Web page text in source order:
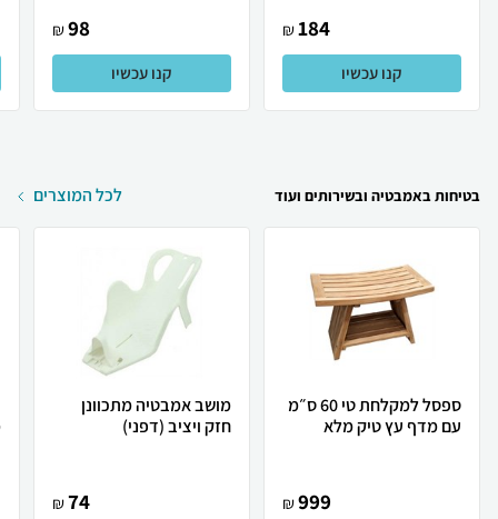
184
₪
קנו עכשיו
98
₪
קנו עכשיו
בטיחות באמבטיה ובשירותים ועוד לכל המוצרים
ספסל למקלחת טי 60 ס״מ
עם מדף עץ טיק מלא
999
₪
מושב אמבטיה מתכוונן
חזק ויציב (דפני)
74
₪